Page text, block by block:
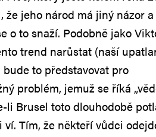
že jeho národ má jiný názor
o to snaží. Podobně jako
trend narůstat (naší
to představovat pro
problém, jemuž se říká
li Brusel toto dlouhodobě
ví. Tím, že někteří vůdci